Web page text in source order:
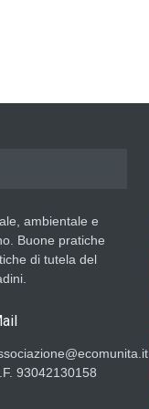
ambientale e
Buone pratiche
di tutela del
93042130158